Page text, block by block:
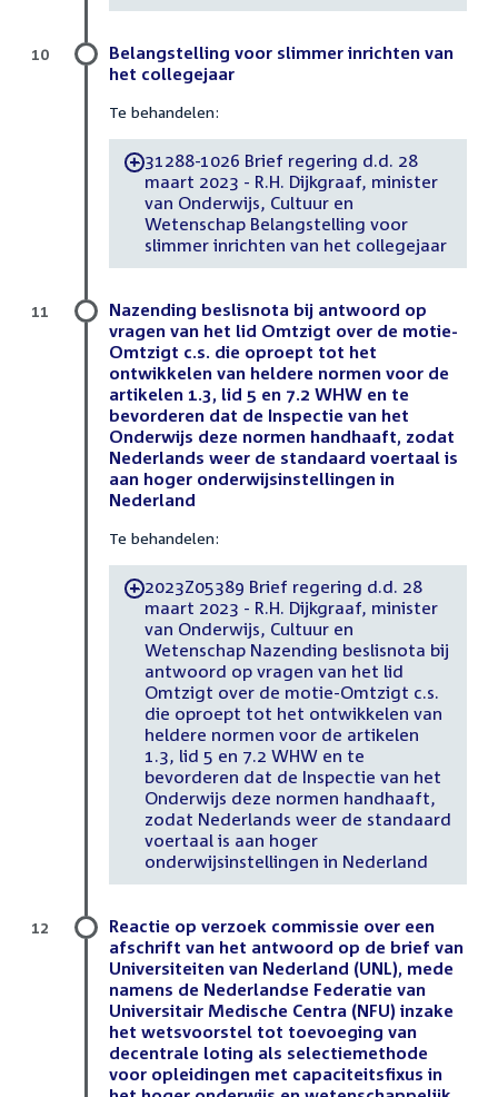
Belangstelling voor slimmer inrichten van
het collegejaar
Te behandelen:
-31288-1026 Brief regering d.d. 28
maart 2023 - R.H. Dijkgraaf, minister
van Onderwijs, Cultuur en
Wetenschap Belangstelling voor
slimmer inrichten van het collegejaar
10
Nazending beslisnota bij antwoord op
vragen van het lid Omtzigt over de motie-
Omtzigt c.s. die oproept tot het
ontwikkelen van heldere normen voor de
artikelen 1.3, lid 5 en 7.2 WHW en te
bevorderen dat de Inspectie van het
Onderwijs deze normen handhaaft, zodat
Nederlands weer de standaard voertaal is
aan hoger onderwijsinstellingen in
Nederland
Te behandelen:
-2023Z05389 Brief regering d.d. 28
maart 2023 - R.H. Dijkgraaf, minister
van Onderwijs, Cultuur en
Wetenschap Nazending beslisnota bij
antwoord op vragen van het lid
Omtzigt over de motie-Omtzigt c.s.
die oproept tot het ontwikkelen van
heldere normen voor de artikelen
1.3, lid 5 en 7.2 WHW en te
bevorderen dat de Inspectie van het
Onderwijs deze normen handhaaft,
zodat Nederlands weer de standaard
voertaal is aan hoger
onderwijsinstellingen in Nederland
11
Reactie op verzoek commissie over een
afschrift van het antwoord op de brief van
Universiteiten van Nederland (UNL), mede
namens de Nederlandse Federatie van
Universitair Medische Centra (NFU) inzake
het wetsvoorstel tot toevoeging van
decentrale loting als selectiemethode
voor opleidingen met capaciteitsfixus in
12